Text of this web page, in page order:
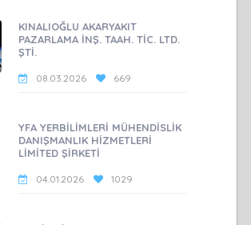
KINALIOĞLU AKARYAKIT
PAZARLAMA İNŞ. TAAH. TİC. LTD.
ŞTİ.
08.03.2026 669
YFA YERBİLİMLERİ MÜHENDİSLİK
DANIŞMANLIK HİZMETLERİ
LİMİTED ŞİRKETİ
04.01.2026 1029